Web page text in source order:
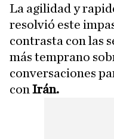
La agilidad y
resolvió este
contrasta con las
más temprano
conversaciones
con Irán.